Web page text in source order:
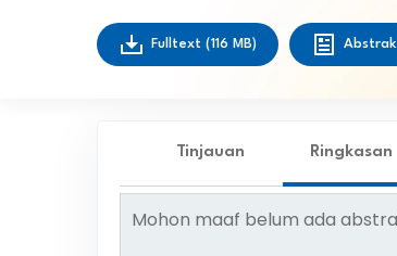
Fulltext (116 MB) Abstrak
Tinjauan Ringkasan
Mohon maaf belum ada